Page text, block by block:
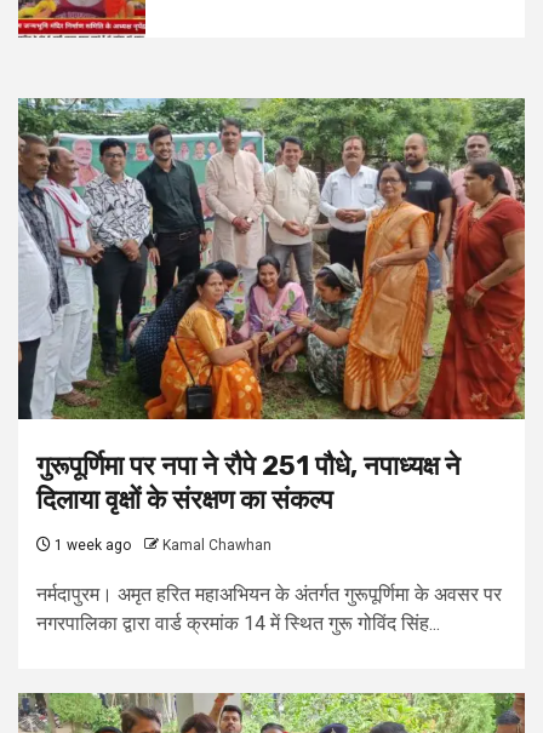
गुरूपूर्णिमा पर नपा ने रौपे 251 पौधे, नपाध्यक्ष ने
दिलाया वृक्षों के संरक्षण का संकल्प
1 week ago Kamal Chawhan
नर्मदापुरम। अमृत हरित महाअभियन के अंतर्गत गुरूपूर्णिमा के अवसर पर
नगरपालिका द्वारा वार्ड क्रमांक 14 में स्थित गुरू गोविंद सिंह...